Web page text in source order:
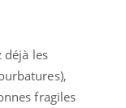
déjà les
fragiles